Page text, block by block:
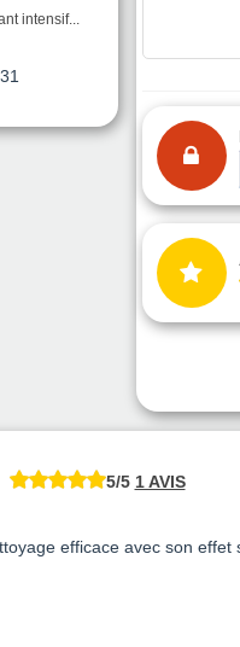
intensif...
5/5 1 AVIS
efficace avec son